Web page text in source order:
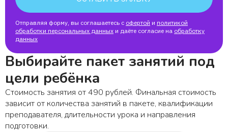
Отправляя форму, вы соглашаетесь с офертой и политикой
обработки персональных данных и даёте согласие на обработку
данных
Выбирайте пакет занятий под
цели ребёнка
Стоимость занятия от 490 рублей. Финальная стоимость
зависит от количества занятий в пакете, квалификации
преподавателя, длительности урока и направления
подготовки.